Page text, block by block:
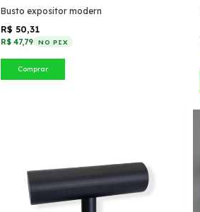
Busto expositor modern
R$ 50,31
R$ 47,79 NO PIX
Comprar